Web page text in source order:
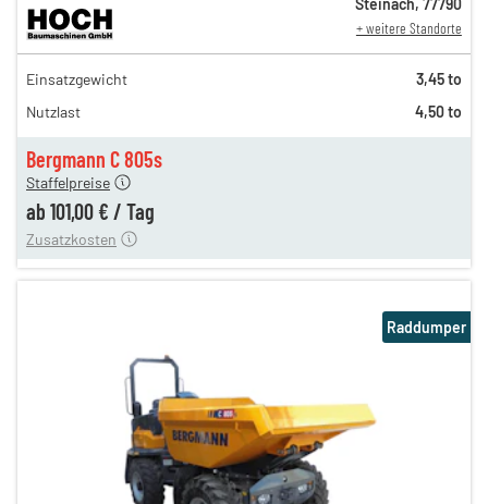
Bergmann C 805s
173,00 €
145,00 €
120,00 €
Staffelpreise
ab 101,00 € / Tag
12,00 €
Zusatzkosten
Steinach, 77790
+ weitere Standorte
Einsatzgewicht
3,45 to
Nutzlast
4,50 to
Raddumper